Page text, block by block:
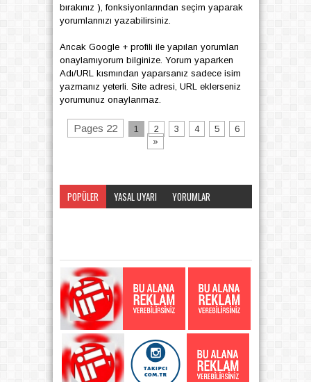
bırakınız ), fonksiyonlarından seçim yaparak
yorumlarınızı yazabilirsiniz.
Ancak Google + profili ile yapılan yorumları
onaylamıyorum bilginize. Yorum yaparken
Adı/URL kısmından yaparsanız sadece isim
yazmanız yeterli. Site adresi, URL eklerseniz
yorumunuz onaylanmaz.
Pages 22 1 2 3 4 5
6
»
POPÜLER YASAL UYARI
YORUMLAR